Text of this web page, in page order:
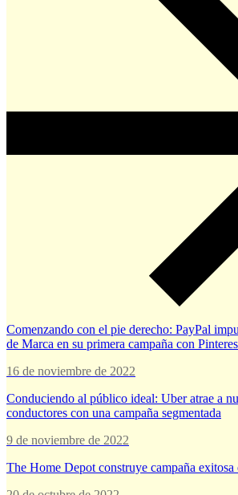
Comenzando con el pie derecho: PayPal
de Marca en su primera campaña con
16 de noviembre de 2022
Conduciendo al público ideal: Uber atrae a
conductores con una campaña segmentada
9 de noviembre de 2022
The Home Depot construye campaña